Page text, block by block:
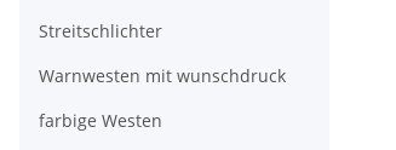
Streitschlichter
Warnwesten mit wunschdruck
farbige Westen